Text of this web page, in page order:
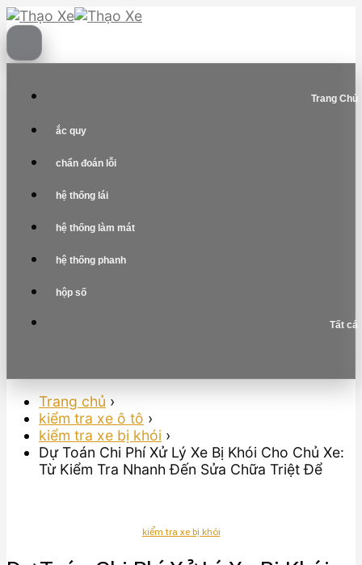
Skip
to
content
Trang Chủ
ắc quy
chẩn đoán lỗi
hệ thống lái
hệ thống làm mát
hệ thống phanh
hộp số
Tất cả
Trang chủ ›
kiểm tra xe ô tô ›
kiểm tra xe bị khói ›
Dự Toán Chi Phí Xử Lý Xe Bị Khói Cho Chủ Xe:
Từ Kiểm Tra Nhanh Đến Sửa Chữa Triệt Để
kiểm tra xe bị khói